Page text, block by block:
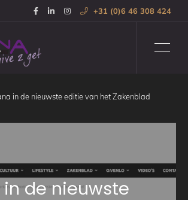
+31 (0)6 46 308 424
in de nieuwste editie van het Zakenblad
in de nieuwste